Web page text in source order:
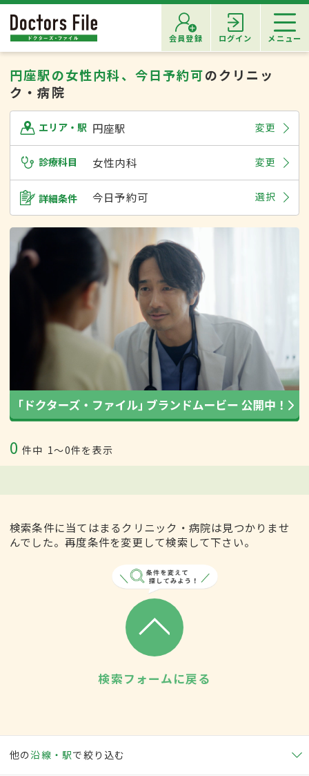
会員登録 ログイン メニュー
円座駅の女性内科、今日予約可のクリニッ
ク・病院
エリア・駅 円座駅 変更
診療科目 女性内科 変更
詳細条件 今日予約可 選択
0 件中 1〜0件を表示
検索条件に当てはまるクリニック・病院は見つかりませ
んでした。再度条件を変更して検索して下さい。
検索フォームに戻る
他の沿線・駅で絞り込む